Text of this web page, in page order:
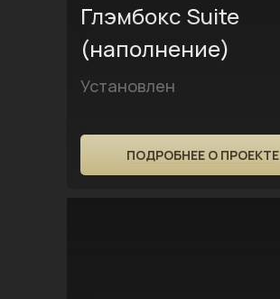
Глэмбокс Suite
(наполнение)
Установлен
ПОДРОБНЕЕ О ПРОЕКТЕ